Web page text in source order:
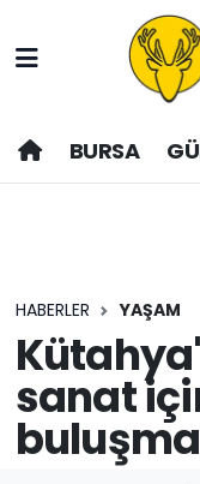
BURSA
HABERLER YAŞAM
sanat
Hava Durumu
Trafik
Son Dakika
Haber Arşivi